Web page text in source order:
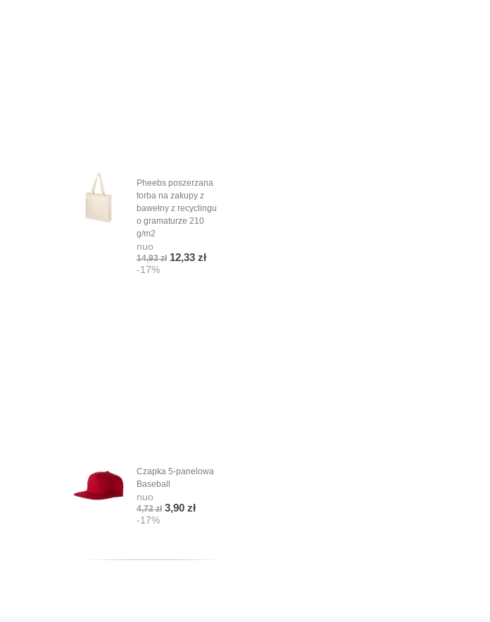
Pheebs poszerzana
torba na zakupy z
bawełny z recyclingu
o gramaturze 210
g/m2
nuo
14,93 zł 12,33 zł
-17%
Czapka 5-panelowa
Baseball
nuo
4,72 zł 3,90 zł
-17%